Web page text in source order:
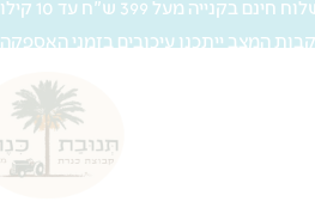
חינם בקנייה מעל 399 ש"ח עד 10 קילוגרם !
המצב ייתכנו עיכובים בזמני האספקה